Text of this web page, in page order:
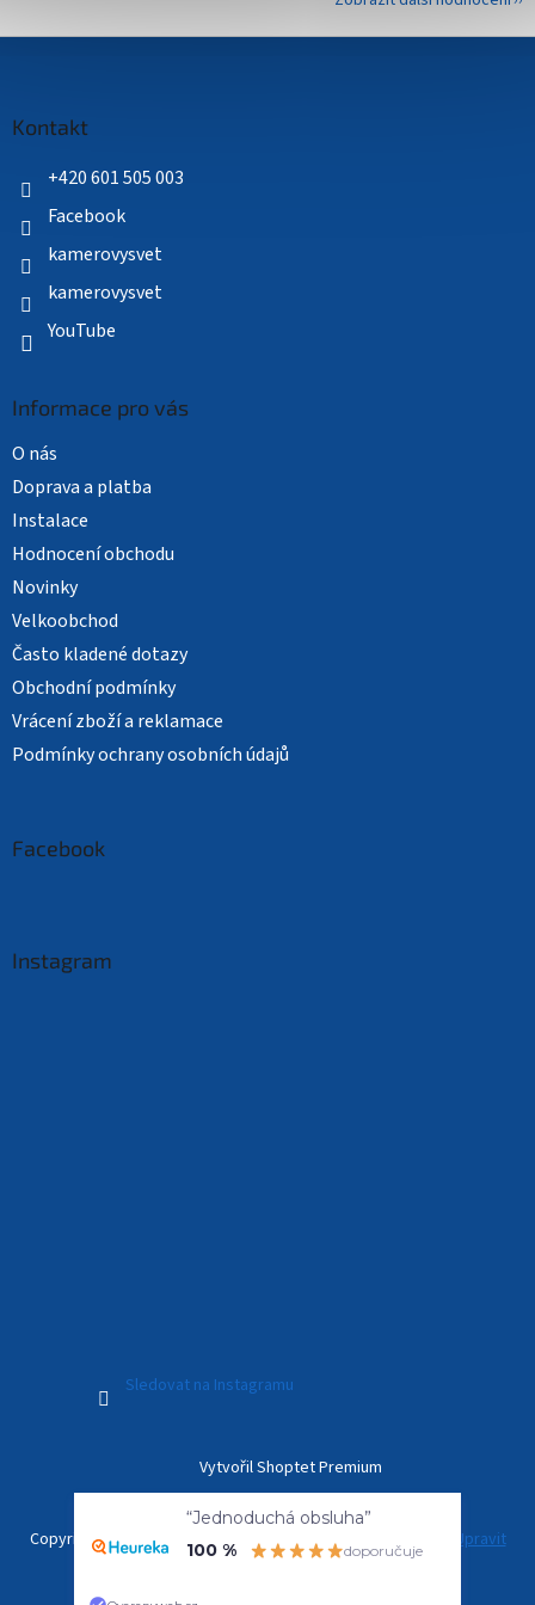
Kontakt
+420 601 505 003
Facebook
kamerovysvet
kamerovysvet
YouTube
Informace pro vás
O nás
Doprava a platba
Instalace
Hodnocení obchodu
Novinky
Velkoobchod
Často kladené dotazy
Obchodní podmínky
Vrácení zboží a reklamace
Podmínky ochrany osobních údajů
Facebook
Instagram
Sledovat na Instagramu
Vytvořil Shoptet Premium
Copyright 2026Kamerový Svět. Všechna práva vyhrazena.
Upravit
nastavení cookies
“Jednoduchá obsluha”
100 %
doporučuje